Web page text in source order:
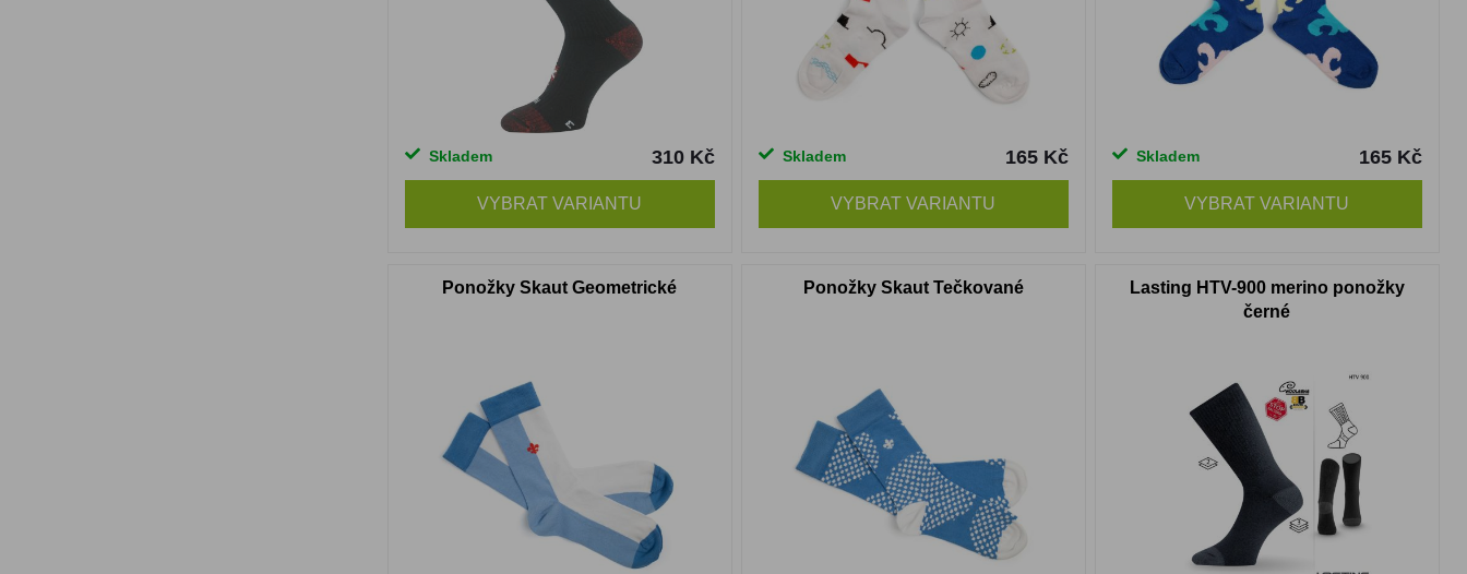
Skladem 310 Kč
VYBRAT VARIANTU
Skladem 165 Kč
VYBRAT VARIANTU
Skladem 165 Kč
VYBRAT VARIANTU
Ponožky Skaut Geometrické Ponožky Skaut Tečkované
Lasting HTV-900 merino ponožky
černé